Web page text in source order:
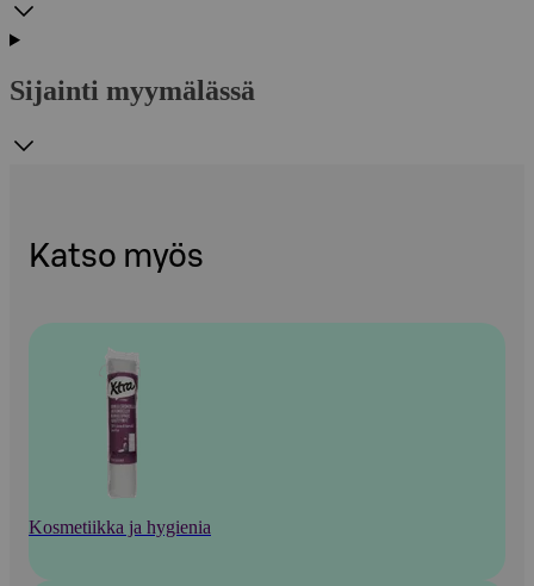
Sijainti myymälässä
Katso myös
Kosmetiikka ja hygienia